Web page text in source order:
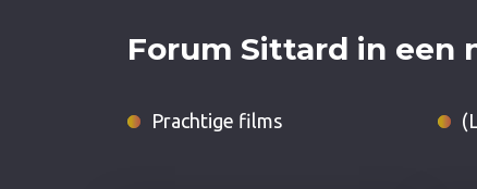
Forum Sittard in een
Prachtige films